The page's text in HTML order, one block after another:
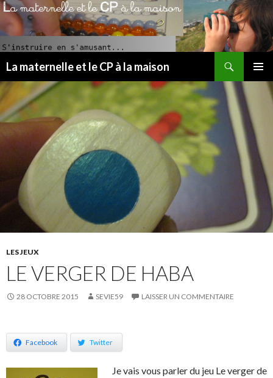
La maternelle et le CP à la maison
MENU
AU
CONTENU
PRINCIPAL
LES JEUX
LE VERGER DE HABA
28 OCTOBRE 2015 SEVIE59 LAISSER UN COMMENTAIRE
Facebook Twitter
Je vais vous parler du jeu Le verger de